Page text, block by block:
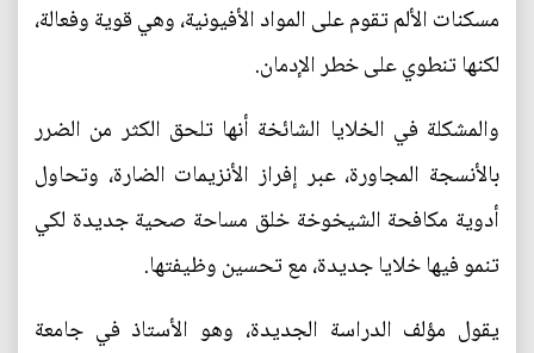
مسكنات الألم تقوم على المواد الأفيونية، وهي قوية وفعالة،
لكنها تنطوي على خطر الإدمان.
والمشكلة في الخلايا الشائخة أنها تلحق الكثر من الضرر
بالأنسجة المجاورة، عبر إفراز الأنزيمات الضارة، وتحاول
أدوية مكافحة الشيخوخة خلق مساحة صحية جديدة لكي
تنمو فيها خلايا جديدة، مع تحسين وظيفتها.
يقول مؤلف الدراسة الجديدة، وهو الأستاذ في جامعة